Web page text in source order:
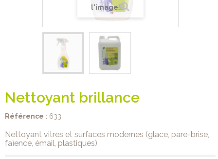
l'image
Nettoyant brillance
Référence : 633
Nettoyant vitres et surfaces modernes (glace, pare-brise,
faïence, émail, plastiques)